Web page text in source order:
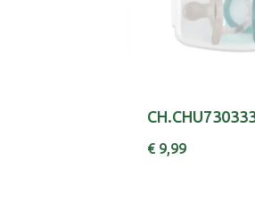
€ 9,99